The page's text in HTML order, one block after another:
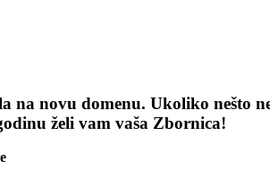
novu domenu. Ukoliko nešto
želi vam vaša Zbornica!